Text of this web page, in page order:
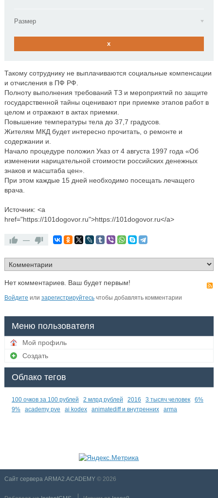
Размер
x
Такому сотруднику не выплачиваются социальные компенсации
и отчисления в ПФ РФ.
Полноту выполнения требований ТЗ и мероприятий по защите
государственной тайны оценивают при приемке этапов работ в
целом и отражают в актах приемки.
Повышение температуры тела до 37,7 градусов.
Жителям МКД будет интересно прочитать, о ремонте и
содержании и.
Начало процедуре положил Указ от 4 августа 1997 года «Об
изменении нарицательной стоимости российских денежных
знаков и масштаба цен».
При этом каждые 15 дней необходимо посещать лечащего
врача.
Источник: <a
href="https://101dogovor.ru">https://101dogovor.ru</a>
—
Нет комментариев. Ваш будет первым!
Войдите или зарегистрируйтесьчтобы добавлять комментарии
Меню пользователя
Мой профиль
Создать
Облако тегов
100 очков за 100 рублей 2 млрд рублей 2016 3 тысяч человек
6%
9%
academy pve ai kodex animatediff и внутренних arma
Сайт сервера ARMA2.ACADEMY© 2026